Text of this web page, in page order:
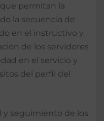
permitan la
la secuencia de
en el instructivo y
de los servidores
en el servicio y
del perfil del
y seguimiento de los